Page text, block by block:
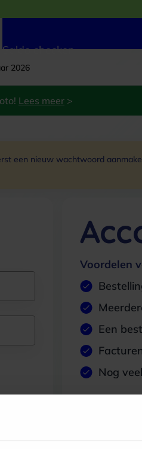
Saldo checken
2026
Lees meer >
een nieuw wachtwoord
Voordelen
Een
Nog